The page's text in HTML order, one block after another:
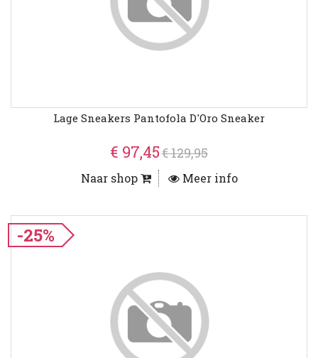
Lage Sneakers Pantofola D'Oro Sneaker
€ 97,45€ 129,95
Naar shop Meer info
-25%